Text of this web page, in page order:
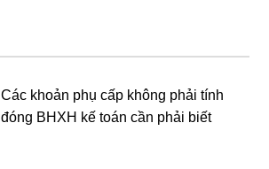
Các khoản phụ cấp không phải tính
đóng BHXH kế toán cần phải biết